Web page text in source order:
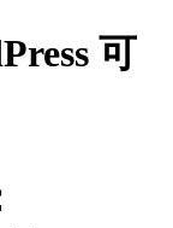
可